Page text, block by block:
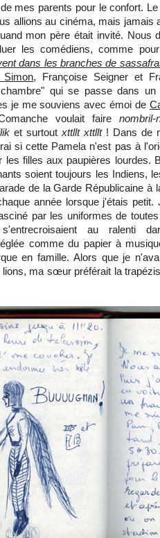
mes parents pour le confort.
allions au cinéma, mais jamais
mon père était invité. Nous
les comédiens, comme
dans les branches de
Simon, Françoise Seigner et
qui se passe dans
je me souviens avec émoi de
voulait faire
et surtout xttllt xttllt! Dans de
si cette Pamela n'est pas à
les filles aux paupières lourdes.
soient toujours les Indiens,
de la Garde Républicaine à
année lorsque j'étais petit.
par les uniformes de
au ralenti
comme du papier à
en famille. Alors que je
ma sœur préférait la